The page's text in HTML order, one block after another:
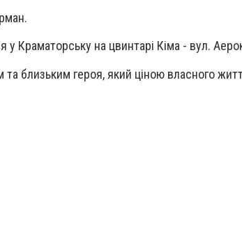
у Краматорську на цвинтарі Кіма - вул.
близьким героя, який ціною власного